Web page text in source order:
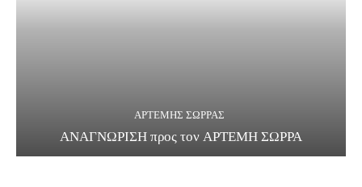
ΑΡΤΕΜΗΣ ΣΩΡΡΑΣ
ΑΝΑΓΝΩΡΙΣΗ προς τον ΑΡΤΕΜΗ ΣΩΡΡΑ